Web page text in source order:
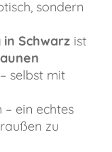
sondern
Schwarz ist
selbst mit
ein echtes
zu